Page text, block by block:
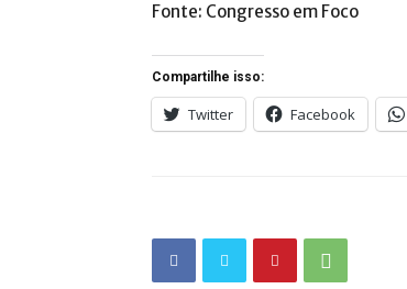
Fonte: Congresso em Foco
Compartilhe isso:
Twitter Facebook